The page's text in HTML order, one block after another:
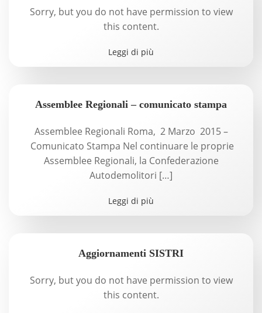
Sorry, but you do not have permission to view
this content.
Leggi di più
Assemblee Regionali – comunicato stampa
Assemblee Regionali Roma, 2 Marzo 2015 –
Comunicato Stampa Nel continuare le proprie
Assemblee Regionali, la Confederazione
Autodemolitori […]
Leggi di più
Aggiornamenti SISTRI
Sorry, but you do not have permission to view
this content.